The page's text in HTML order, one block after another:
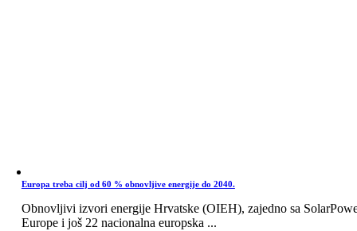
Europa treba cilj od 60 % obnovljive energije do 2040.
Obnovljivi izvori energije Hrvatske (OIEH), zajedno sa
Europe i još 22 nacionalna europska ...